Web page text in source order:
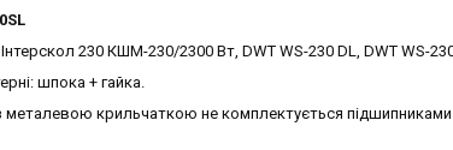
230 КШМ-230/2300 Вт, DWT WS-230 DL, DWT WS-
шпока + гайка.
металевою крильчаткою не комплектується